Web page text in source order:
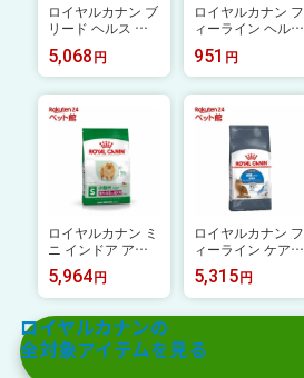
ロイヤルカナン ブ
リード ヘルス ニ
ュートリション ダ
ックスフンド 成犬
用(3kg)【ロイヤル
カナン(ROYAL C
ANIN)】[ドッグフ
ード]
5,068 円
ロイヤルカナン フ
ィーライン ヘルス
ニュートリション
エイジング 11+(4
00g)【ロイヤルカ
ナン(ROYAL CAN
IN)】
951 円
ロイヤルカナン ミ
ニ インドア アダ
ルト 10ヵ月齢以
上(4kg)【d_rc】【d_
rc15point】【rcdog
1809】【ロイヤル
カナン(ROYAL C
ANIN)】[ドッグフ
ード]
5,964 円
ロイヤルカナン フ
ィーライン ケア
ニュートリション
ライトウェイトケ
ア(3kg)【ロイヤル
カナン(ROYAL C
5,315 円
ロイヤルカナンの
全対象アイテムを見る